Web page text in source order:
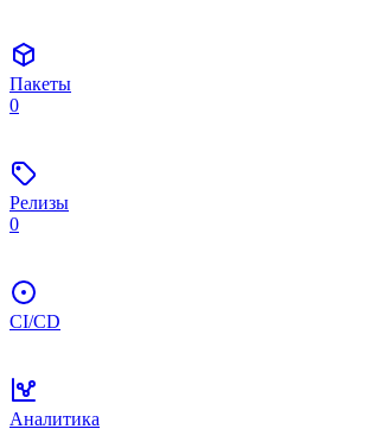
Пакеты
0
Релизы
0
CI/CD
Аналитика